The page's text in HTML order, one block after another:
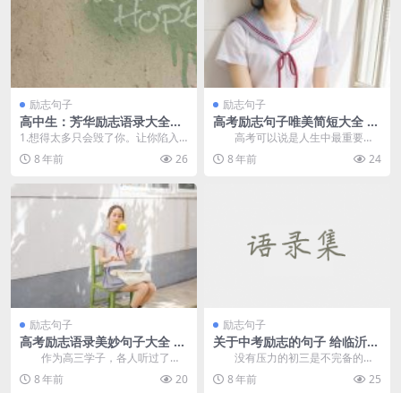
励志句子
高中生：芳华励志语录大全，
句句振奋民气！
1.想得太多只会毁了你。让你陷入
忐忑，让现实上本不糟糕的工作，
变得糟糕。你必要的...
8 年前 26
励志句子
高考励志句子唯美简短大全 临
沂考生们不要让全力白搭
高考可以说是人生中最重要的
一次测验，许多人把它当做改变运
气的桥梁，追念起三年...
8 年前 24
励志句子
高考励志语录美妙句子大全 除
了格斗临沂考生别无选择
作为高三学子，各人听过了太
多的励志话语，也许许多人都不在
乎，可是你要知阶梯是...
8 年前 20
励志句子
关于中考励志的句子 给临沂初
三门生的勉励
没有压力的初三是不完备的，
没有压力的芳华也不美满，邻近高
考，同窗们也要学会彼...
8 年前 25